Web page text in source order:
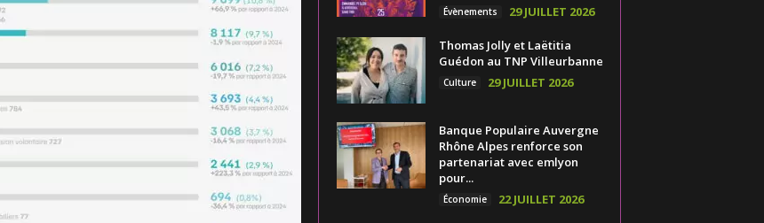
Évènements 29 JUILLET 2026
Thomas Jolly et Laëtitia
Guédon au TNP Villeurbanne
Culture 29 JUILLET 2026
Banque Populaire Auvergne
Rhône Alpes renforce son
partenariat avec emlyon
pour...
Économie 22 JUILLET 2026